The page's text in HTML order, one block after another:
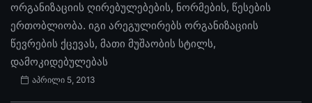
ორგანიზაციის ღირებულებების, ნორმების, წესების
ერთობლიობა. იგი არეგულირებს ორგანიზაციის
წევრების ქცევას, მათი მუშაობის სტილს,
დამოკიდებულებას
აპრილი 5, 2013